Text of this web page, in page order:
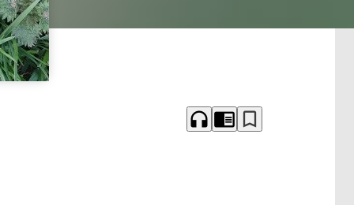
headphones chrome_reader_mode bookmark_border